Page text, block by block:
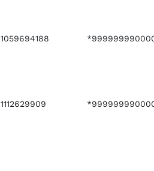
1059694188
1112629909